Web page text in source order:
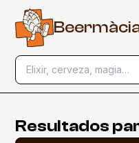
Beermàci
Elixir, cerveza, magia…
Resultados